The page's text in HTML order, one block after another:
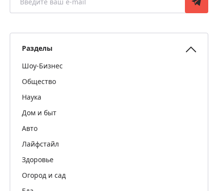
Разделы
Шоу-Бизнес
Общество
Наука
Дом и быт
Авто
Лайфстайл
Здоровье
Огород и сад